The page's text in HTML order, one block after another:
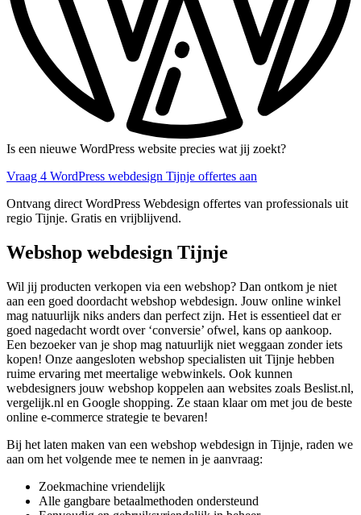
Is een nieuwe WordPress website precies wat jij zoekt?
Vraag 4 WordPress webdesign Tijnje offertes aan
Ontvang direct WordPress Webdesign offertes van professionals uit
regio Tijnje. Gratis en vrijblijvend.
Webshop webdesign Tijnje
Wil jij producten verkopen via een webshop? Dan ontkom je niet
aan een goed doordacht webshop webdesign. Jouw online winkel
mag natuurlijk niks anders dan perfect zijn. Het is essentieel dat er
goed nagedacht wordt over ‘conversie’ ofwel, kans op aankoop.
Een bezoeker van je shop mag natuurlijk niet weggaan zonder iets
kopen! Onze aangesloten webshop specialisten uit Tijnje hebben
ruime ervaring met meertalige webwinkels. Ook kunnen
webdesigners jouw webshop koppelen aan websites zoals Beslist.nl,
vergelijk.nl en Google shopping. Ze staan klaar om met jou de beste
online e-commerce strategie te bevaren!
Bij het laten maken van een webshop webdesign in Tijnje, raden we
aan om het volgende mee te nemen in je aanvraag:
Zoekmachine vriendelijk
Alle gangbare betaalmethoden ondersteund